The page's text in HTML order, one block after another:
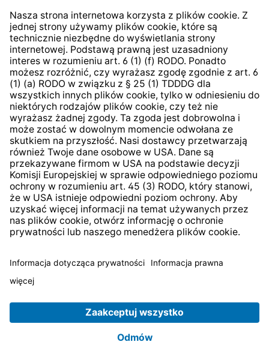
kontrahentów
Klauzula informacyjna strony
internetowej
Strategia podatkowa
System zgłaszania nieprawidłowości
* Wszystkie ceny zawierają podatek VAT pluskoszty
TechniSat jest firmą należącą do FundacjiLEPPER Stiftung
e.S..